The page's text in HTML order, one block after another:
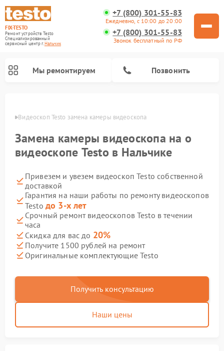
FIX-TESTO
Ремонт устройств Testo
Специализированный
cервисный центр г.Нальчик
+7 (800) 301-55-83
Ежедневно, с 10:00 до 20:00
+7 (800) 301-55-83
Звонок бесплатный по РФ
Мы ремонтируем Позвонить
Видеоскоп Testo замена камеры видеоскопа
Замена камеры видеоскопа на о
видеоскопе Testo в Нальчике
Привезем и увезем видеоскоп Testo собственной
доставкой
Гарантия на наши работы по ремонту видеоскопов
Testo до 3-х лет
Срочный ремонт видеоскопов Testo в течении
часа
Скидка для вас до 20%
Получите 1500 рублей на ремонт
Оригинальные комплектующие Testo
Получить консультацию
Наши цены